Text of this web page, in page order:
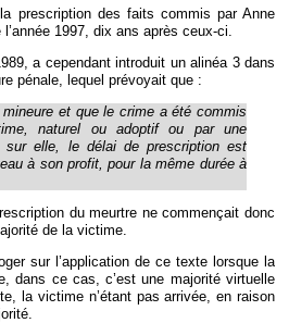
prescription des faits commis par Anne
1997, dix ans après ceux-ci.
a cependant introduit un alinéa 3 dans
pénale, lequel prévoyait que :
et que le crime a été commis
naturel ou adoptif ou par une
sur elle, le délai de prescription est
à son profit, pour la même durée à
du meurtre ne commençait donc
de la victime.
sur l’application de ce texte lorsque la
dans ce cas, c’est une majorité virtuelle
la victime n’étant pas arrivée, en raison